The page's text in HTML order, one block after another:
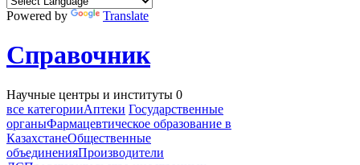
Powered by Translate
Справочник
Научные центры и институты 0
все категорииАптеки Государственные
органыФармацевтическое образование в
КазахстанеОбщественные
объединенияПроизводители